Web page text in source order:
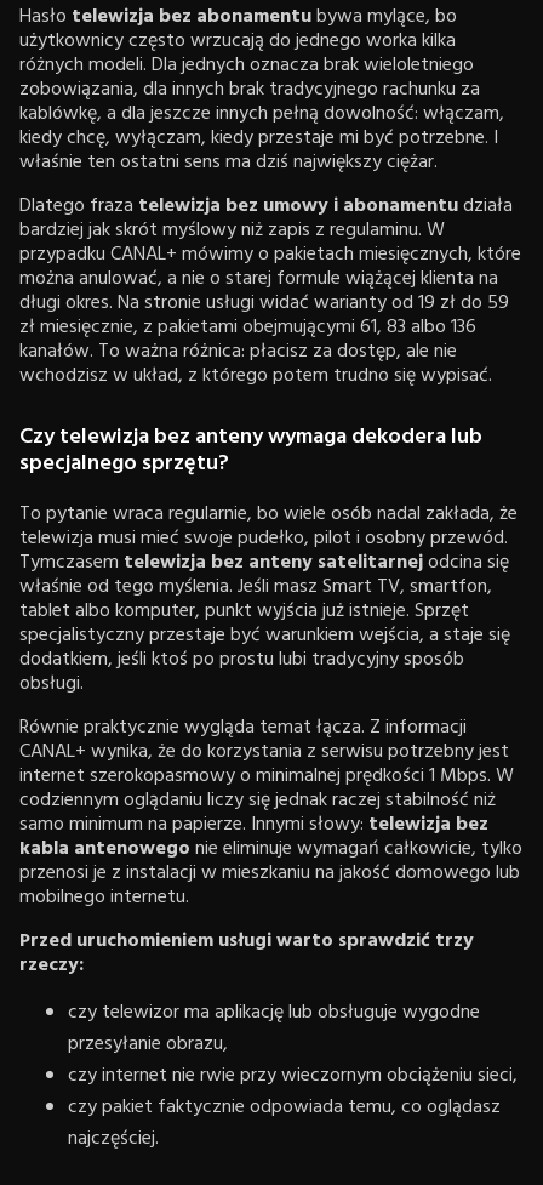
Hasło telewizja bez abonamentubywa mylące, bo
użytkownicy często wrzucają do jednego worka kilka
różnych modeli. Dla jednych oznacza brak wieloletniego
zobowiązania, dla innych brak tradycyjnego rachunku za
kablówkę, a dla jeszcze innych pełną dowolność: włączam,
kiedy chcę, wyłączam, kiedy przestaje mi być potrzebne. I
właśnie ten ostatni sens ma dziś największy ciężar.
Dlatego fraza telewizja bez umowy i abonamentudziała
bardziej jak skrót myślowy niż zapis z regulaminu. W
przypadku CANAL+ mówimy o pakietach miesięcznych, które
można anulować, a nie o starej formule wiążącej klienta na
długi okres. Na stronie usługi widać warianty od 19 zł do 59
zł miesięcznie, z pakietami obejmującymi 61, 83 albo 136
kanałów. To ważna różnica: płacisz za dostęp, ale nie
wchodzisz w układ, z którego potem trudno się wypisać.
Czy telewizja bez anteny wymaga dekodera lub
specjalnego sprzętu?
To pytanie wraca regularnie, bo wiele osób nadal zakłada, że
telewizja musi mieć swoje pudełko, pilot i osobny przewód.
Tymczasem telewizja bez anteny satelitarnejodcina się
właśnie od tego myślenia. Jeśli masz Smart TV, smartfon,
tablet albo komputer, punkt wyjścia już istnieje. Sprzęt
specjalistyczny przestaje być warunkiem wejścia, a staje się
dodatkiem, jeśli ktoś po prostu lubi tradycyjny sposób
obsługi.
Równie praktycznie wygląda temat łącza. Z informacji
CANAL+ wynika, że do korzystania z serwisu potrzebny jest
internet szerokopasmowy o minimalnej prędkości 1 Mbps. W
codziennym oglądaniu liczy się jednak raczej stabilność niż
samo minimum na papierze. Innymi słowy: telewizja bez
kabla antenowegonie eliminuje wymagań całkowicie, tylko
przenosi je z instalacji w mieszkaniu na jakość domowego lub
mobilnego internetu.
Przed uruchomieniem usługi warto sprawdzić trzy
rzeczy:
czy telewizor ma aplikację lub obsługuje wygodne
przesyłanie obrazu,
czy internet nie rwie przy wieczornym obciążeniu sieci,
czy pakiet faktycznie odpowiada temu, co oglądasz
najczęściej.